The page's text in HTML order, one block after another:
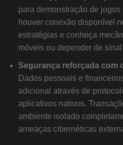
para demonstração de
houver conexão disponível
estratégias e conheça
móveis ou depender de
Segurança reforçada com
Dados pessoais e
adicional através de
aplicativos nativos.
ambiente isolado
ameaças cibernéticas